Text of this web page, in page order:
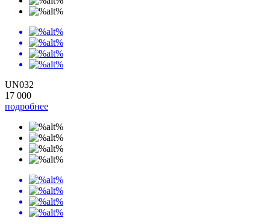
UN032
17 000
подробнее